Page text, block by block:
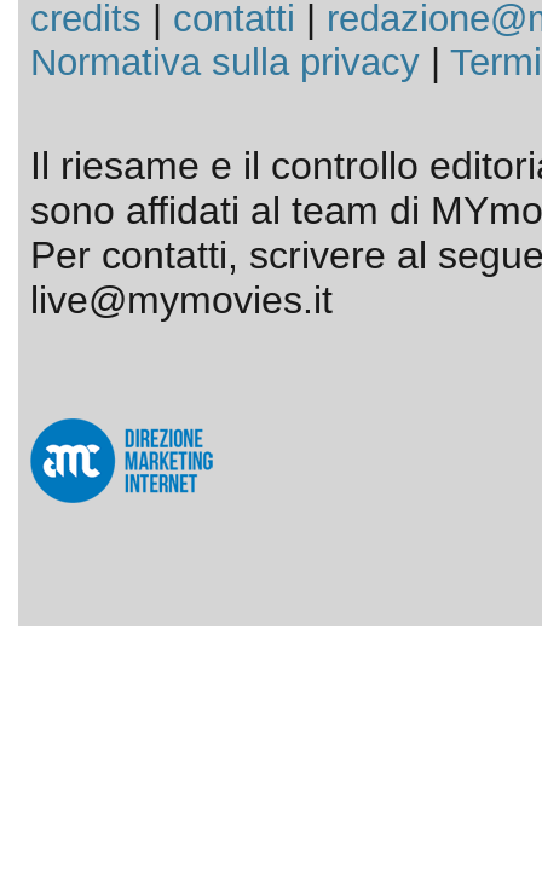
credits
contatti
Normativa sulla privacy|
Il riesame e il controllo
sono affidati al team di
Per contatti, scrivere al
live@mymovies.it